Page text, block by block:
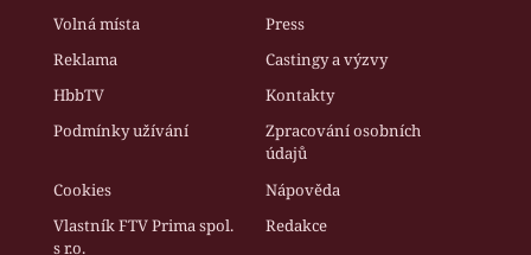
Volná místa
Press
Reklama
Castingy a výzvy
HbbTV
Kontakty
Podmínky užívání
Zpracování osobních
údajů
Cookies
Nápověda
Vlastník FTV Prima spol.
s r.o.
Redakce